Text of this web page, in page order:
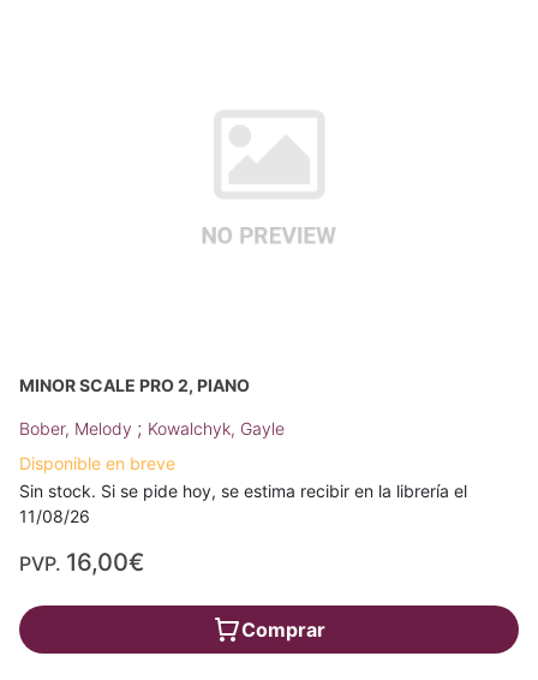
MINOR SCALE PRO 2, PIANO
Bober, Melody ; Kowalchyk, Gayle
Disponible en breve
Sin stock. Si se pide hoy, se estima recibir en la librería el
11/08/26
PVP. 16,00€
Comprar